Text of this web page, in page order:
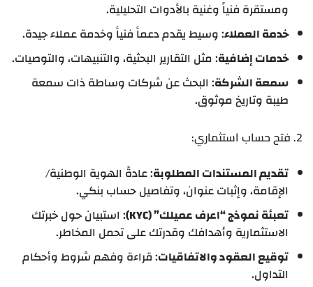
ومستقرة فنياً وغنية بالأدوات التحليلية.
خدمة العملاء: وسيط يقدم دعماً فنياً وخدمة عملاء جيدة.
خدمات إضافية: مثل التقارير البحثية، والتنبيهات، والتوصيات.
سمعة الشركة: البحث عن شركات وساطة ذات سمعة
طيبة وتاريخ موثوق.
2. فتح حساب استثماري:
تقديم المستندات المطلوبة: عادةً الهوية الوطنية/
الإقامة، وإثبات عنوان، وتفاصيل حساب بنكي.
تعبئة نموذج “اعرف عميلك” (KYC)
: استبيان حول خبرتك
الاستثمارية وأهدافك وقدرتك على تحمل المخاطر.
توقيع العقود والاتفاقيات: قراءة وفهم شروط وأحكام
التداول.